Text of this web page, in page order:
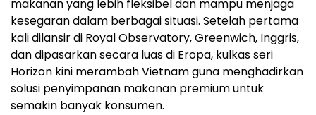
makanan yang lebih fleksibel dan mampu menjaga
kesegaran dalam berbagai situasi. Setelah pertama
kali dilansir di Royal Observatory, Greenwich, Inggris,
dan dipasarkan secara luas di Eropa, kulkas seri
Horizon kini merambah Vietnam guna menghadirkan
solusi penyimpanan makanan premium untuk
semakin banyak konsumen.